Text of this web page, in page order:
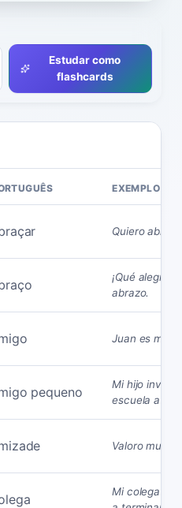
Estudar como
flashcards
EXEMPLO
Quiero
¡Qué alegría
abrazo.
Juan es mi
pequeno
Mi hijo invitó
escuela a la
Valoro
Mi colega de